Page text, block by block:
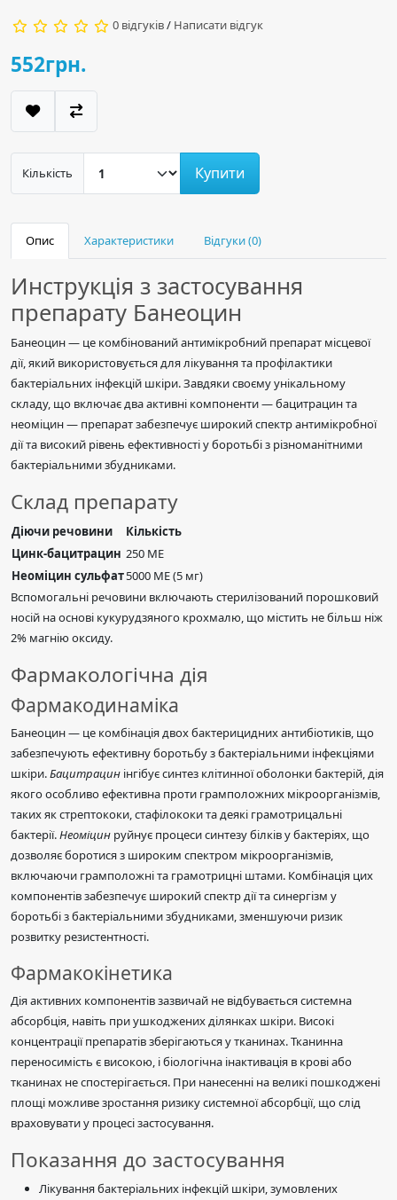
0 відгуків/ Написати відгук
552грн.
Кількість Купити
Опис Характеристики Відгуки (0)
Инструкція з застосування
препарату Банеоцин
Банеоцин — це комбінований антимікробний препарат місцевої
дії, який використовується для лікування та профілактики
бактеріальних інфекцій шкіри. Завдяки своєму унікальному
складу, що включає два активні компоненти — бацитрацин та
неоміцин — препарат забезпечує широкий спектр антимікробної
дії та високий рівень ефективності у боротьбі з різноманітними
бактеріальними збудниками.
Склад препарату
Діючи речовини
Кількість
Цинк-бацитрацин 250 МЕ
Неоміцин сульфат5000 МЕ (5 мг)
Вспомогальні речовини включають стерилізований порошковий
носій на основі кукурудзяного крохмалю, що містить не більш ніж
2% магнію оксиду.
Фармакологічна дія
Фармакодинаміка
Банеоцин — це комбінація двох бактерицидних антибіотиків, що
забезпечують ефективну боротьбу з бактеріальними інфекціями
шкіри.Бацитрацин інгібує синтез клітинної оболонки бактерій, дія
якого особливо ефективна проти грамположних мікроорганізмів,
таких як стрептококи, стафілококи та деякі грамотрицальні
бактерії.Неоміцин руйнує процеси синтезу білків у бактеріях, що
дозволяє боротися з широким спектром мікроорганізмів,
включаючи грамположні та грамотрицні штами. Комбінація цих
компонентів забезпечує широкий спектр дії та синергізм у
боротьбі з бактеріальними збудниками, зменшуючи ризик
розвитку резистентності.
Фармакокінетика
Дія активних компонентів зазвичай не відбувається системна
абсорбція, навіть при ушкоджених ділянках шкіри. Високі
концентрації препаратів зберігаються у тканинах. Тканинна
переносимість є високою, і біологічна інактивація в крові або
тканинах не спостерігається. При нанесенні на великі пошкоджені
площі можливе зростання ризику системної абсорбції, що слід
враховувати у процесі застосування.
Показання до застосування
Лікування бактеріальних інфекцій шкіри, зумовлених